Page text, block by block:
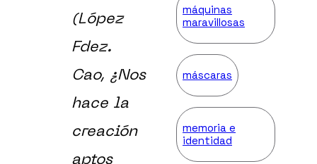
(López
Fdez.
Cao, ¿Nos
hace la
creación
aptos
máquinas
maravillosas
máscaras
memoria e
identidad